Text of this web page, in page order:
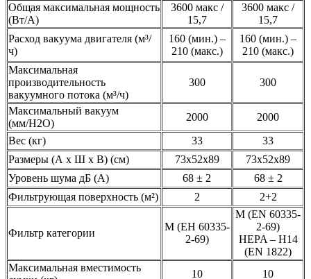
Общая максимальная мощность
(Вт/А)
3600 макс /
15,7
3600 макс /
15,7
Расход вакуума двигателя (м³/
ч)
160 (мин.) –
210 (макс.)
160 (мин.) –
210 (макс.)
Максимальная
производительность
вакуумного потока (м³/ч)
300 300
Максимальный вакуум
(мм/H2O)
2000
2000
Вес (кг)
33
33
Размеры (А x Ш x В) (см)
73x52x89
73x52x89
Уровень шума дБ (А)
68 ± 2
68 ± 2
Фильтрующая поверхность (м²)
2 2+2
Фильтр категории
М (ЕН 60335-
2-69)
М (EN 60335-
2-69)
HEPA – H14
(EN 1822)
Максимальная вместимость
10
10